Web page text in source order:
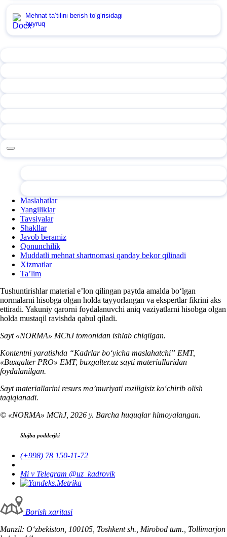
Mehnat ta’tilini berish toʻgʻrisidagi
buyruq
Maslahatlar
Yangiliklar
Tavsiyalar
Shakllar
Javob beramiz
Qonunchilik
Muddatli mehnat shartnomasi qanday bekor qilinadi
Xizmatlar
Ta’lim
Tushuntirishlar material e’lon qilingan paytda amalda boʻlgan
normalarni hisobga olgan holda tayyorlangan va ekspertlar fikrini aks
ettiradi. Yakuniy qarorni foydalanuvchi aniq vaziyatlarni hisobga olgan
holda mustaqil ravishda qabul qiladi.
Sayt «NORMA» MChJ tomonidan ishlab chiqilgan.
Kontentni yaratishda “Kadrlar boʻyicha maslahatchi” EMT,
«Buxgalter PRO» EMT, buxgalter.uz sayti materiallaridan
foydalanilgan.
Sayt materiallarini resurs ma’muriyati roziligisiz koʻchirib olish
taqiqlanadi.
© «NORMA» MChJ, 2026 y. Barcha huquqlar himoyalangan.
Slujba podderjki
(+998) 78 150-11-72
Mi v Telegram @uz_kadrovik
Borish хaritasi
Manzil: Oʻzbekiston, 100105, Toshkent sh., Mirobod tum., Tollimarjon